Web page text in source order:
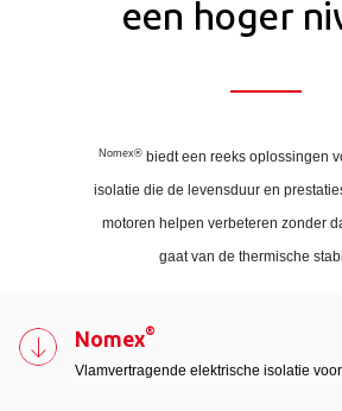
een hoger
Nomex®biedt een reeks oplossingen
isolatie die de levensduur en
motoren helpen verbeteren zonder
gaat van de thermische
Nomex®
Vlamvertragende elektrische isolatie